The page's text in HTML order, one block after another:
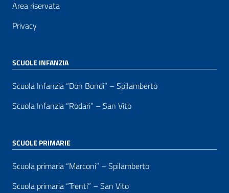
Area riservata
Privacy
SCUOLE INFANZIA
Scuola Infanzia “Don Bondi” – Spilamberto
Scuola Infanzia “Rodari” – San Vito
SCUOLE PRIMARIE
Scuola primaria “Marconi” – Spilamberto
Scuola primaria “Trenti” – San Vito